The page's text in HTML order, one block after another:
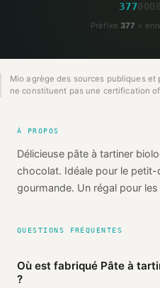
3770008
Préfixe 377 =
Mio agrège des sources publiques
ne constituent pas une certification
À PROPOS
Délicieuse pâte à tartiner
chocolat. Idéale pour le petit-
gourmande. Un régal pour
QUESTIONS FRÉQUENTES
Où est fabriqué Pâte à
?